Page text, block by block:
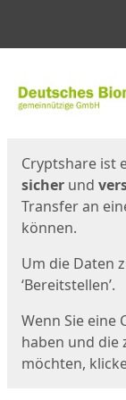
Cryptshare ist
sicher und
Transfer an
können.
Um die Daten
‘Bereitstellen’.
Wenn Sie eine
haben und die
möchten,